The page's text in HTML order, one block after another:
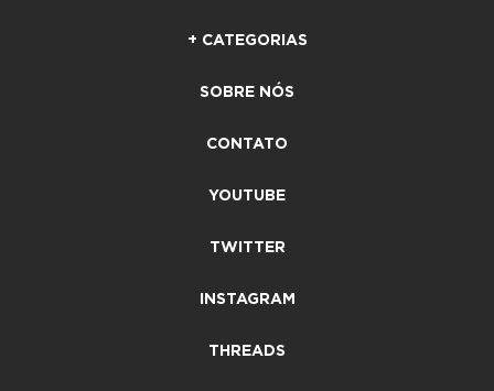
+ CATEGORIAS
SOBRE NÓS
CONTATO
YOUTUBE
TWITTER
INSTAGRAM
THREADS